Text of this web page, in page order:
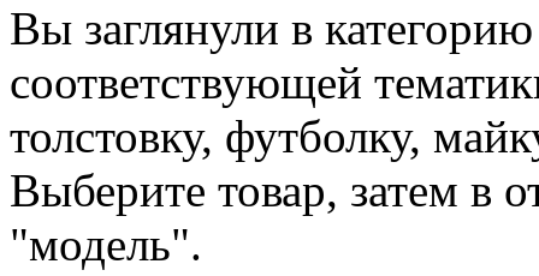
Вы заглянули в
соответствующей
толстовку, футболку,
Выберите товар, затем в
"модель".